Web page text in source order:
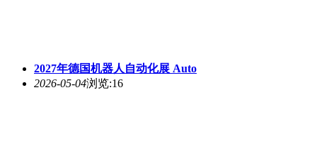
2027年德国机器人自动化展 Auto
2026-05-04浏览:16